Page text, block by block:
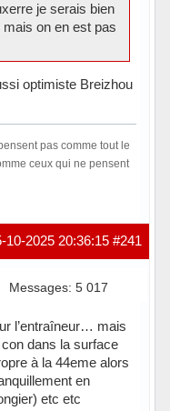
je serais bien
on en est pas
optimiste Breizhou
pas comme tout le
ceux qui ne pensent
#241
10-2025 20:36:15
Messages: 5 017
l’entraîneur… mais
dans la surface
à la 44eme alors
en
etc etc